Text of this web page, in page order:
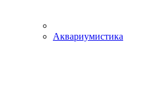
Аквариумистика